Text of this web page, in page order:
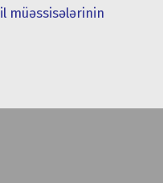
müəssisələrinin